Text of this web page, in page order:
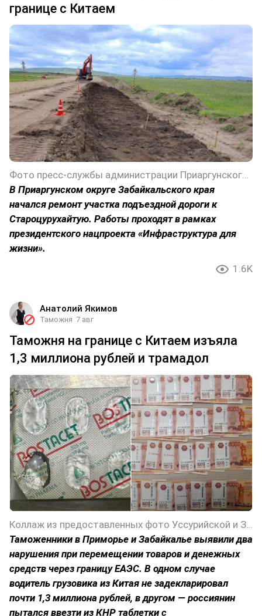
границе с Китаем
В Приаргунском округе Забайкальского края
начался ремонт участка подъездной дороги к
Староцурухайтую. Работы проходят в рамках
президентского нацпроекта «Инфраструктура для
жизни».
1.6K
Анатолий Якимов
Таможня 7 авг
Таможня на границе с Китаем изъяла
1,3 миллиона рублей и трамадол
Коллаж из предоставленных фото Уссурийской и Забайкальской таможен
Таможенники в Приморье и Забайкалье выявили два
нарушения при перемещении товаров и денежных
средств через границу ЕАЭС. В одном случае
водитель грузовика из Китая не задекларировал
почти 1,3 миллиона рублей, в другом — россиянин
пытался ввезти из КНР таблетки с